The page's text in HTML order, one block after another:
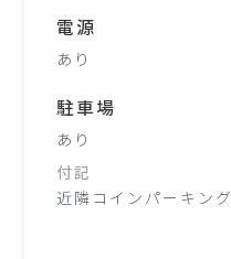
電源
あり
駐車場
あり
付記
近隣コインパーキング